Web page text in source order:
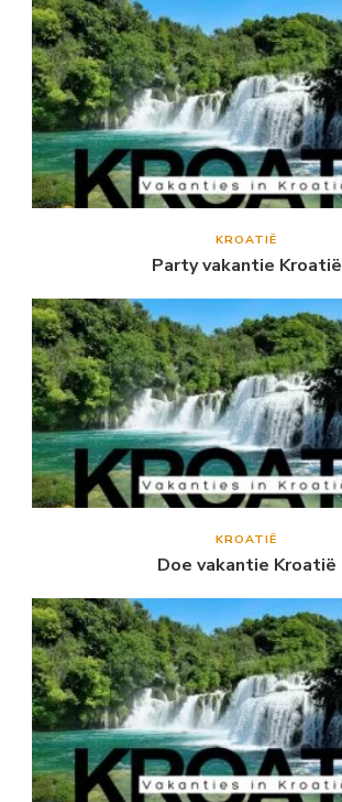
KROATIË
Party vakantie Kroatië
KROATIË
Doe vakantie Kroatië